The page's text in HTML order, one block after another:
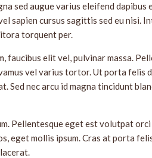
sed augue varius eleifend dapibus
sapien cursus sagittis sed eu nisi.
torquent per.
faucibus elit vel, pulvinar massa.
vel varius tortor. Ut porta felis
Sed nec arcu id magna tincidunt
Pellentesque eget est volutpat
eget mollis ipsum. Cras at porta